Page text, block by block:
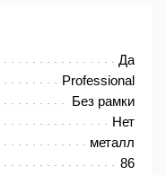
Да
Professional
Без рамки
Нет
металл
86